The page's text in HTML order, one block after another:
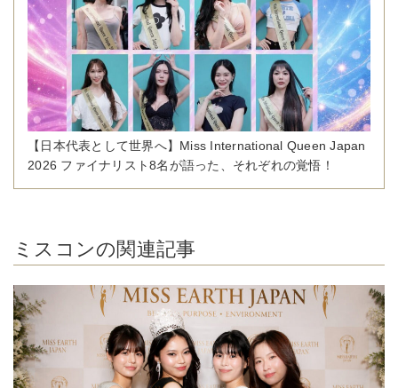
【日本代表として世界へ】Miss International Queen Japan
2026 ファイナリスト8名が語った、それぞれの覚悟！
ミスコンの関連記事